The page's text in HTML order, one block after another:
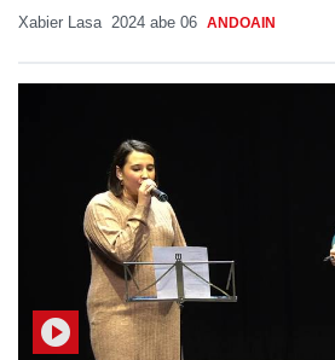
Xabier Lasa 2024 abe 06 ANDOAIN